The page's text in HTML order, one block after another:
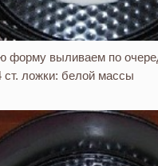
форму выливаем по
ст. ложки: белой массы